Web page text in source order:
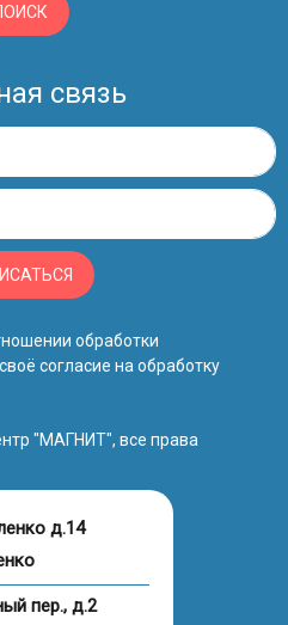
связь
обработки
согласие на обработку
"МАГНИТ", все права
д.14
пер., д.2